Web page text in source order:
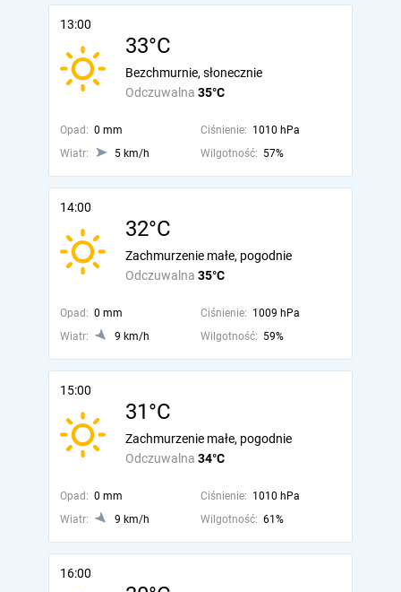
13:00
33°C
Odczuwalna 35°C
Bezchmurnie, słonecznie
Opad: 0 mm Ciśnienie: 1010 hPa
Wiatr:
5 km/h Wilgotność: 57%
14:00
32°C
Odczuwalna 35°C
Zachmurzenie małe, pogodnie
Opad: 0 mm Ciśnienie: 1009 hPa
Wiatr:
9 km/h Wilgotność: 59%
15:00
31°C
Odczuwalna 34°C
Zachmurzenie małe, pogodnie
Opad: 0 mm Ciśnienie: 1010 hPa
Wiatr:
9 km/h Wilgotność: 61%
16:00